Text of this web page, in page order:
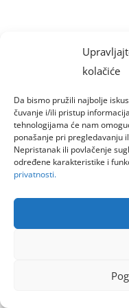
kolačiće
Da bismo pružili najbolje
čuvanje i/ili pristup
tehnologijama će nam
ponašanje pri pregledavanju
Nepristanak ili povlačenje
određene karakteristike i
privatnosti.